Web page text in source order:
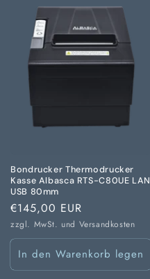
Bondrucker Thermodrucker
Kasse Albasca RTS-C80UE LAN
USB 80mm
Normaler
Preis
€145,00 EUR
zzgl. MwSt. und Versandkosten
In den Warenkorb legen